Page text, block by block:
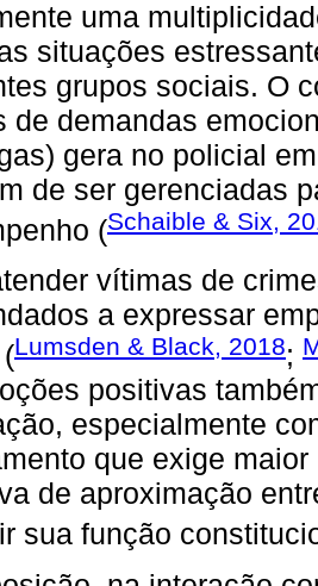
uma
situações
grupos sociais. O
de demandas
gera no policial
de ser gerenciadas
(Schaible & Six,
vítimas de
a expressar
Lumsden & Black, 2018;
positivas
especialmente
que exige
de aproximação
sua função